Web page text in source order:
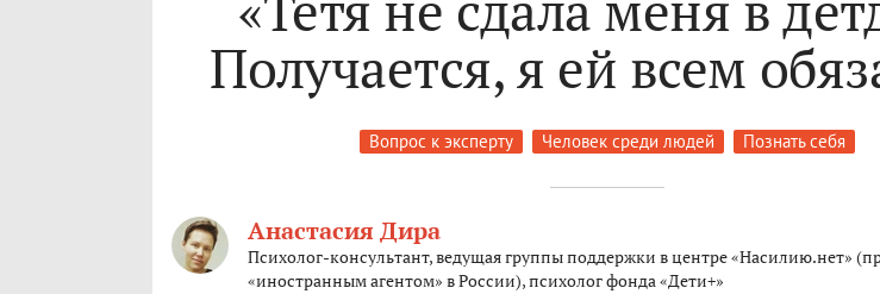
Получается, я ей всем
Вопрос к эксперту Человек среди людей Познать себя
Анастасия Дира
Психолог-консультант, ведущая группы поддержки в центре «Насилию.нет»
«иностранным агентом» в России), психолог фонда «Дети+»